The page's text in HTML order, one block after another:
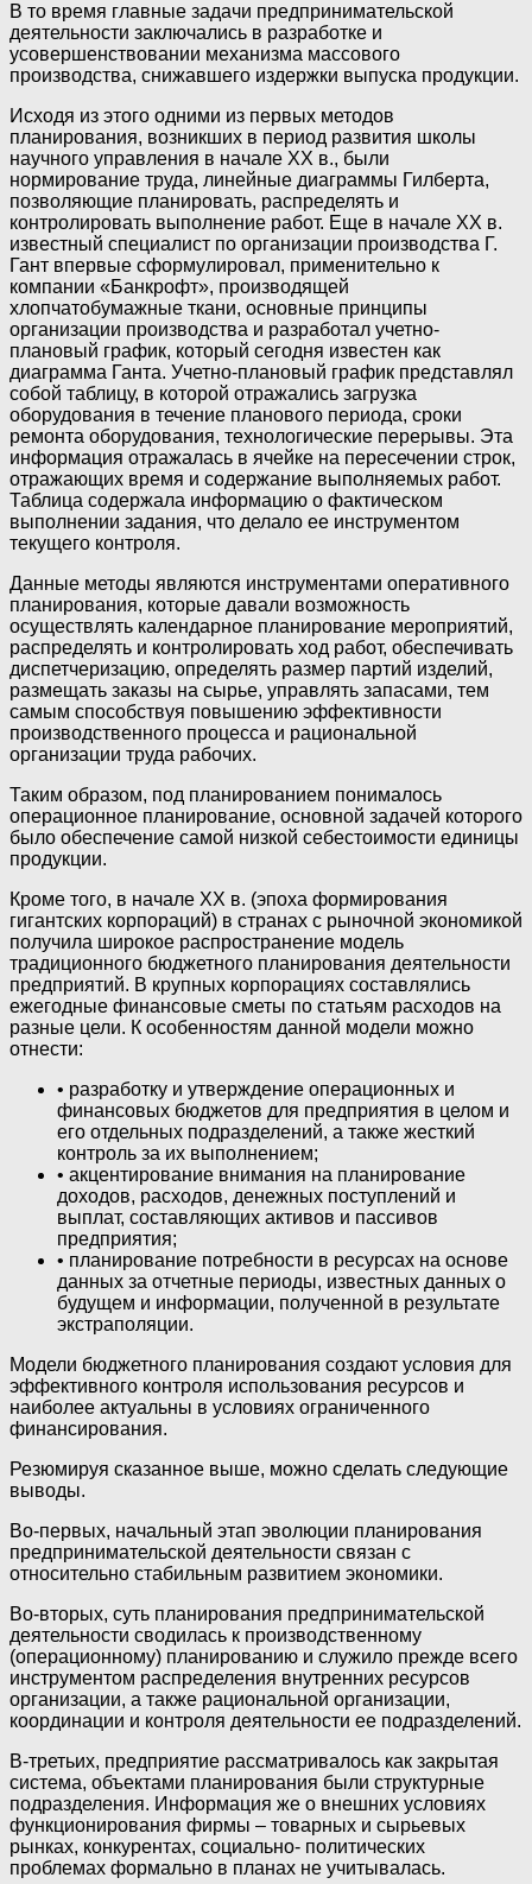
В то время главные задачи предпринимательской
деятельности заключались в разработке и
усовершенствовании механизма массового
производства, снижавшего издержки выпуска продукции.
Исходя из этого одними из первых методов
планирования, возникших в период развития школы
научного управления в начале XX в., были
нормирование труда, линейные диаграммы Гилберта,
позволяющие планировать, распределять и
контролировать выполнение работ. Еще в начале XX в.
известный специалист по организации производства Г.
Гант впервые сформулировал, применительно к
компании «Банкрофт», производящей
хлопчатобумажные ткани, основные принципы
организации производства и разработал учетно-
плановый график, который сегодня известен как
диаграмма Ганта. Учетно-плановый график представлял
собой таблицу, в которой отражались загрузка
оборудования в течение планового периода, сроки
ремонта оборудования, технологические перерывы. Эта
информация отражалась в ячейке на пересечении строк,
отражающих время и содержание выполняемых работ.
Таблица содержала информацию о фактическом
выполнении задания, что делало ее инструментом
текущего контроля.
Данные методы являются инструментами оперативного
планирования, которые давали возможность
осуществлять календарное планирование мероприятий,
распределять и контролировать ход работ, обеспечивать
диспетчеризацию, определять размер партий изделий,
размещать заказы на сырье, управлять запасами, тем
самым способствуя повышению эффективности
производственного процесса и рациональной
организации труда рабочих.
Таким образом, под планированием понималось
операционное планирование, основной задачей которого
было обеспечение самой низкой себестоимости единицы
продукции.
Кроме того, в начале XX в. (эпоха формирования
гигантских корпораций) в странах с рыночной экономикой
получила широкое распространение модель
традиционного бюджетного планирования деятельности
предприятий. В крупных корпорациях составлялись
ежегодные финансовые сметы по статьям расходов на
разные цели. К особенностям данной модели можно
отнести:
• разработку и утверждение операционных и
финансовых бюджетов для предприятия в целом и
его отдельных подразделений, а также жесткий
контроль за их выполнением;
• акцентирование внимания на планирование
доходов, расходов, денежных поступлений и
выплат, составляющих активов и пассивов
предприятия;
• планирование потребности в ресурсах на основе
данных за отчетные периоды, известных данных о
будущем и информации, полученной в результате
экстраполяции.
Модели бюджетного планирования создают условия для
эффективного контроля использования ресурсов и
наиболее актуальны в условиях ограниченного
финансирования.
Резюмируя сказанное выше, можно сделать следующие
выводы.
Во-первых, начальный этап эволюции планирования
предпринимательской деятельности связан с
относительно стабильным развитием экономики.
Во-вторых, суть планирования предпринимательской
деятельности сводилась к производственному
(операционному) планированию и служило прежде всего
инструментом распределения внутренних ресурсов
организации, а также рациональной организации,
координации и контроля деятельности ее подразделений.
В-третьих, предприятие рассматривалось как закрытая
система, объектами планирования были структурные
подразделения. Информация же о внешних условиях
функционирования фирмы – товарных и сырьевых
рынках, конкурентах, социально- политических
проблемах формально в планах не учитывалась.